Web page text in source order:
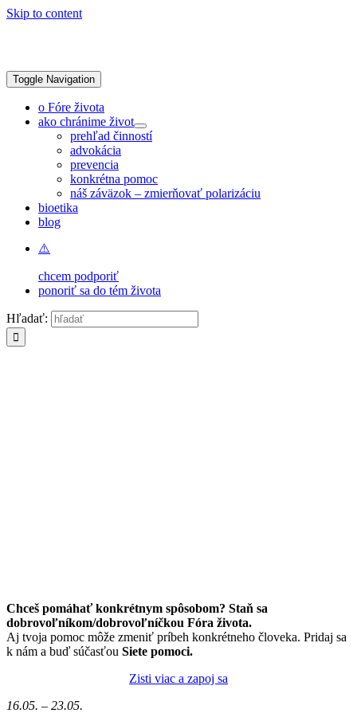
Skip to content
Toggle Navigation
o Fóre života
ako chránime život
prehľad činností
advokácia
prevencia
konkrétna pomoc
náš záväzok – zmierňovať polarizáciu
bioetika
blog
chcem podporiť
ponoriť sa do tém života
Hľadať:
Chceš pomáhať konkrétnym spôsobom? Staň sa
dobrovoľníkom/dobrovoľníčkou Fóra života.
Aj tvoja pomoc môže zmeniť príbeh konkrétneho človeka. Pridaj sa
k nám a buď súčasťou Siete pomoci.
Zisti viac a zapoj sa
16.05. – 23.05.